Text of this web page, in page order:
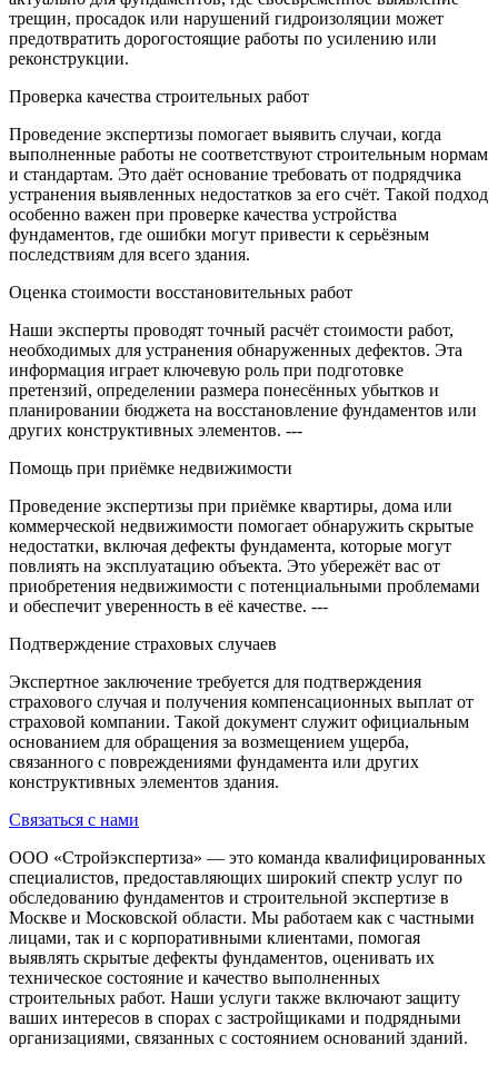
трещин, просадок или нарушений гидроизоляции может
предотвратить дорогостоящие работы по усилению или
реконструкции.
Проверка качества строительных работ
Проведение экспертизы помогает выявить случаи, когда
выполненные работы не соответствуют строительным нормам
и стандартам. Это даёт основание требовать от подрядчика
устранения выявленных недостатков за его счёт. Такой подход
особенно важен при проверке качества устройства
фундаментов, где ошибки могут привести к серьёзным
последствиям для всего здания.
Оценка стоимости восстановительных работ
Наши эксперты проводят точный расчёт стоимости работ,
необходимых для устранения обнаруженных дефектов. Эта
информация играет ключевую роль при подготовке
претензий, определении размера понесённых убытков и
планировании бюджета на восстановление фундаментов или
других конструктивных элементов. ---
Помощь при приёмке недвижимости
Проведение экспертизы при приёмке квартиры, дома или
коммерческой недвижимости помогает обнаружить скрытые
недостатки, включая дефекты фундамента, которые могут
повлиять на эксплуатацию объекта. Это убережёт вас от
приобретения недвижимости с потенциальными проблемами
и обеспечит уверенность в её качестве. ---
Подтверждение страховых случаев
Экспертное заключение требуется для подтверждения
страхового случая и получения компенсационных выплат от
страховой компании. Такой документ служит официальным
основанием для обращения за возмещением ущерба,
связанного с повреждениями фундамента или других
конструктивных элементов здания.
Связаться с нами
ООО «Стройэкспертиза» — это команда квалифицированных
специалистов, предоставляющих широкий спектр услуг по
обследованию фундаментов и строительной экспертизе в
Москве и Московской области. Мы работаем как с частными
лицами, так и с корпоративными клиентами, помогая
выявлять скрытые дефекты фундаментов, оценивать их
техническое состояние и качество выполненных
строительных работ. Наши услуги также включают защиту
ваших интересов в спорах с застройщиками и подрядными
организациями, связанных с состоянием оснований зданий.